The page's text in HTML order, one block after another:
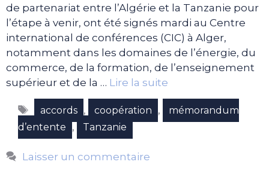
de partenariat entre l’Algérie et la Tanzanie pour
l’étape à venir, ont été signés mardi au Centre
international de conférences (CIC) à Alger,
notamment dans les domaines de l’énergie, du
commerce, de la formation, de l’enseignement
supérieur et de la … Lire la suite
Étiquettes
accords , coopération ,
mémorandum
d’entente
, Tanzanie
Laisser un commentaire